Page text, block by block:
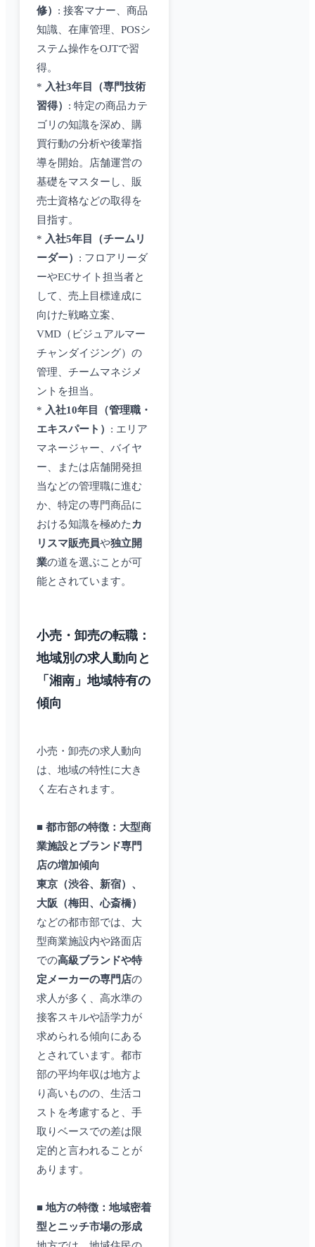
修） : 接客マナー、商品
知識、在庫管理、POSシ
ステム操作をOJTで習
得。
* 入社3年目（専門技術
習得） : 特定の商品カテ
ゴリの知識を深め、購
買行動の分析や後輩指
導を開始。店舗運営の
基礎をマスターし、販
売士資格などの取得を
目指す。
* 入社5年目（チームリ
ーダー） : フロアリーダ
ーやECサイト担当者と
して、売上目標達成に
向けた戦略立案、
VMD（ビジュアルマー
チャンダイジング）の
管理、チームマネジメ
ントを担当。
* 入社10年目（管理職・
エキスパート） : エリア
マネージャー、バイヤ
ー、または店舗開発担
当などの管理職に進む
か、特定の専門商品に
おける知識を極めた カ
リスマ販売員や独立開
業の道を選ぶことが可
能とされています。
小売・卸売の転職：
地域別の求人動向と
「湘南」地域特有の
傾向
小売・卸売の求人動向
は、地域の特性に大き
く左右されます。
■ 都市部の特徴：大型商
業施設とブランド専門
店の増加傾向
東京（渋谷、新宿）、
大阪（梅田、心斎橋）
などの都市部では、大
型商業施設内や路面店
での高級ブランドや特
定メーカーの専門店の
求人が多く、高水準の
接客スキルや語学力が
求められる傾向にある
とされています。都市
部の平均年収は地方よ
り高いものの、生活コ
ストを考慮すると、手
取りベースでの差は限
定的と言われることが
あります。
■ 地方の特徴：地域密着
型とニッチ市場の形成